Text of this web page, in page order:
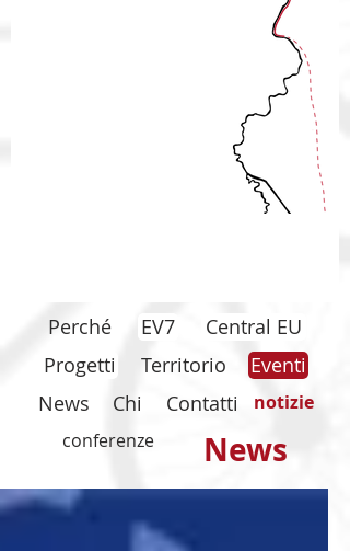
Perché EV7
Central EU
Progetti
Territorio
Eventi
News
Chi Contatti
notizie
conferenze
News